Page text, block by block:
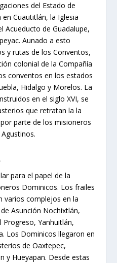
del Estado de
Cuautitlán, la Iglesia
Acueducto de Guadalupe,
Aunado a esto
y rutas de los Conventos,
colonial de la Compañía
conventos en los estados
Hidalgo y Morelos. La
en el siglo XVI, se
que retratan la la
parte de los misioneros
para el papel de la
Dominicos. Los frailes
varios complejos en la
Asunción Nochixtlán,
Progreso, Yanhuitlán,
Los Dominicos llegaron en
de Oaxtepec,
y Hueyapan. Desde estas